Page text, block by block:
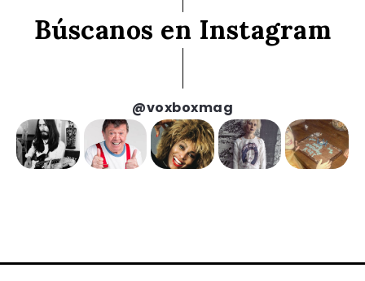
Búscanos en Instagram
@voxboxmag